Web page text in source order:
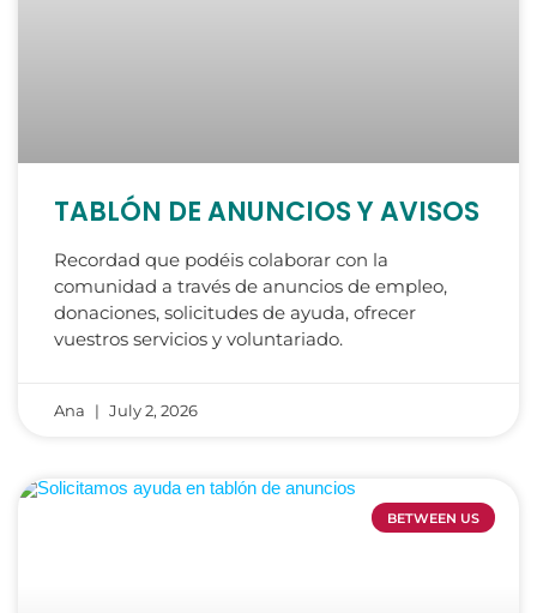
TABLÓN DE ANUNCIOS Y AVISOS
Recordad que podéis colaborar con la
comunidad a través de anuncios de empleo,
donaciones, solicitudes de ayuda, ofrecer
vuestros servicios y voluntariado.
Ana July 2, 2026
BETWEEN US